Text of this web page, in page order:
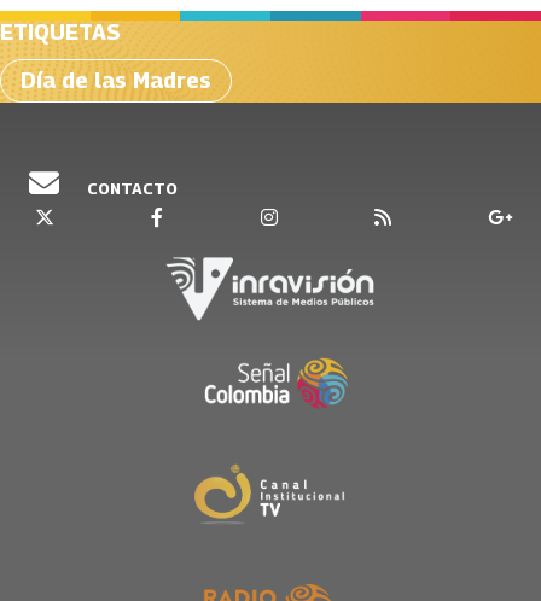
ETIQUETAS
Día de las Madres
CONTACTO